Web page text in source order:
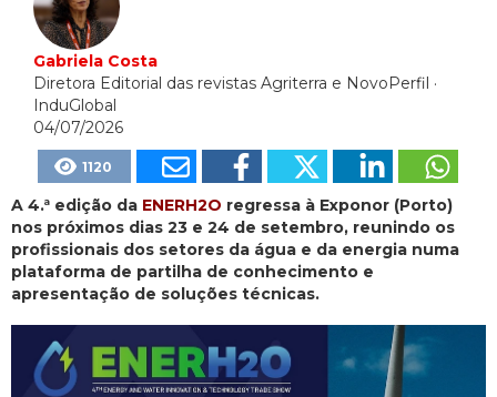
Gabriela Costa
Diretora Editorial das revistas Agriterra e NovoPerfil ·
InduGlobal
04/07/2026
1120
A 4.ª edição da ENERH2O regressa à Exponor (Porto)
nos próximos dias 23 e 24 de setembro, reunindo os
profissionais dos setores da água e da energia numa
plataforma de partilha de conhecimento e
apresentação de soluções técnicas.